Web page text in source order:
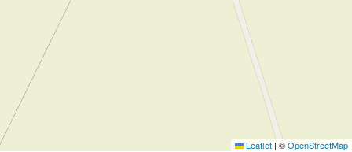
Leaflet | ©OpenStreetMap